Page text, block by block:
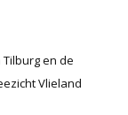
en de
Vlieland